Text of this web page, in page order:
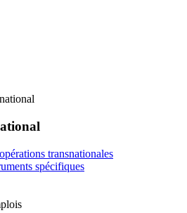
transnationales
spécifiques